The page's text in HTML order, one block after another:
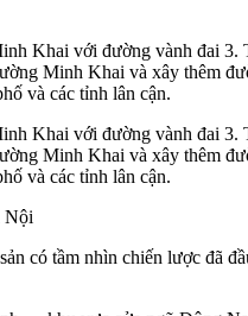
Khai với đường vành đai
Minh Khai và xây thêm
và các tỉnh lân cận.
Khai với đường vành đai
Minh Khai và xây thêm
và các tỉnh lân cận.
có tầm nhìn chiến lược đã